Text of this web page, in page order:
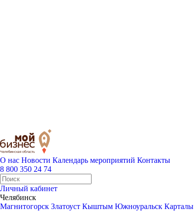
О нас Новости Календарь мероприятий Контакты
8 800 350 24 74
Личный кабинет
Челябинск
Магнитогорск Златоуст Кыштым Южноуральск Карталы